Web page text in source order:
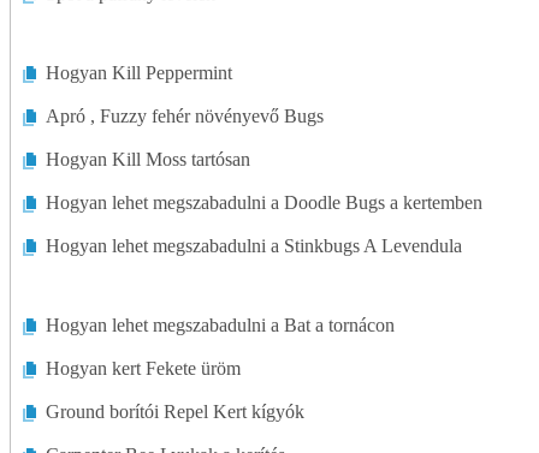
Hogyan Kill Peppermint
Apró , Fuzzy fehér növényevő Bugs
Hogyan Kill Moss tartósan
Hogyan lehet megszabadulni a Doodle Bugs a kertemben
Hogyan lehet megszabadulni a Stinkbugs A Levendula
Hogyan lehet megszabadulni a Bat a tornácon
Hogyan kert Fekete üröm
Ground borítói Repel Kert kígyók